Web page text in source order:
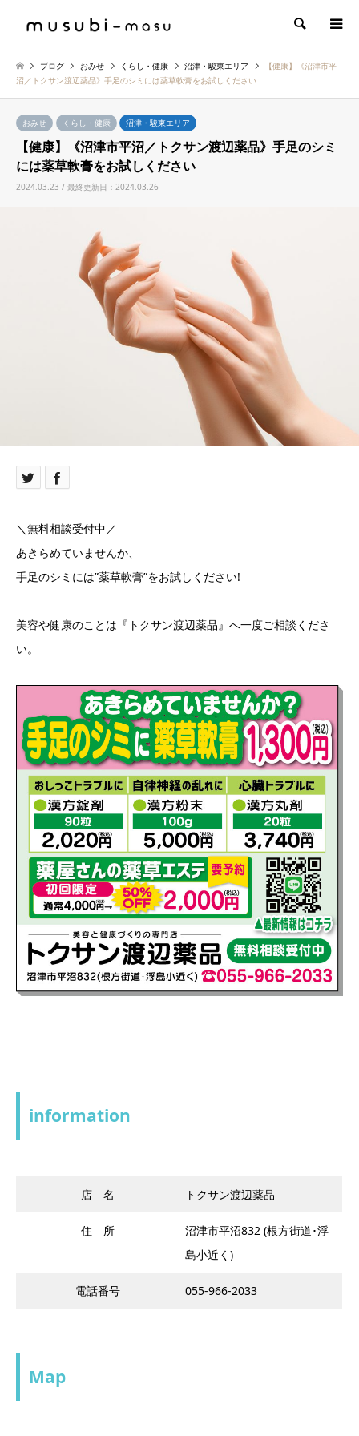
検索
ブログ おみせ くらし・健康 沼津・駿東エリア
【健康】《沼津市平
沼／トクサン渡辺薬品》手足のシミには薬草軟膏をお試しください
おみせ くらし・健康 沼津・駿東エリア
【健康】《沼津市平沼／トクサン渡辺薬品》手足のシミ
には薬草軟膏をお試しください
2024.03.23 / 最終更新日：2024.03.26
＼無料相談受付中／
あきらめていませんか、
手足のシミには”薬草軟膏”をお試しください!
美容や健康のことは『トクサン渡辺薬品』へ一度ご相談くださ
い。
information
店 名 トクサン渡辺薬品
住 所
沼津市平沼832 (根方街道･浮
島小近く)
電話番号 055-966-2033
Map